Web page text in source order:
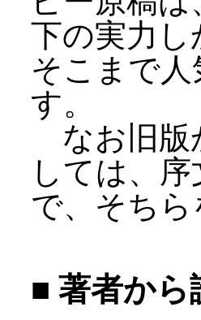
下の実力
そこまで
す。
なお旧版
しては、
で、そち
■ 著者か